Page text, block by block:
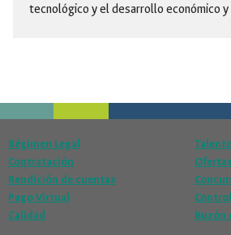
tecnológico y el desarrollo económico y
Régimen Legal
Contratación
Rendición de cuentas
Pago Virtual
Calidad
Buzón